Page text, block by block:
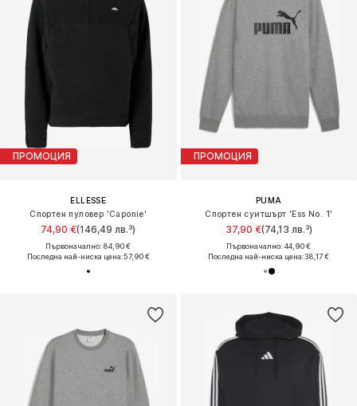
ПРОМОЦИЯ
ELLESSE
Спортен пуловер 'Caponie'
74,90 €(146,49 лв.³)
Първоначално: 84,90 €
Последна най-ниска цена:57,90 €
ПРОМОЦИЯ
PUMA
Спортен суитшърт 'Ess No. 1'
37,90 €(74,13 лв.³)
Първоначално: 44,90 €
Последна най-ниска цена:38,17 €